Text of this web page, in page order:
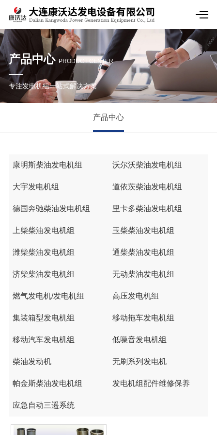
产品中心 PRODUCT CENTER
专注发电机组一站式解决方案
产品中心
康明斯柴油发电机组 沃尔沃柴油发电机组
大宇发电机组 道依茨柴油发电机组
德国奔驰柴油发电机组 里卡多柴油发电机组
上柴柴油发电机组 玉柴柴油发电机组
潍柴柴油发电机组 通柴柴油发电机组
济柴柴油发电机组 无动柴油发电机组
燃气发电机/发电机组 高压发电机组
集装箱型发电机组 移动拖车发电机组
移动汽车发电机组 低噪音发电机组
柴油发动机 无刷系列发电机
帕金斯柴油发电机组 发电机组配件维修保养
应急自动三遥系统